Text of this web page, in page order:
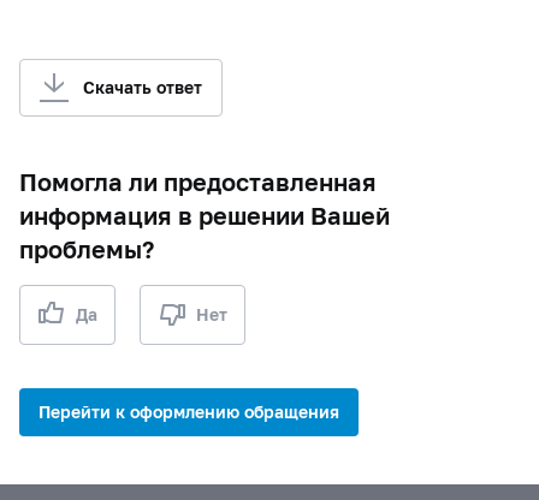
Скачать ответ
Помогла ли предоставленная
информация в решении Вашей
проблемы?
Да Нет
Перейти к оформлению обращения